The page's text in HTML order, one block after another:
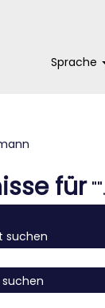
Sprache
für"".
suchen